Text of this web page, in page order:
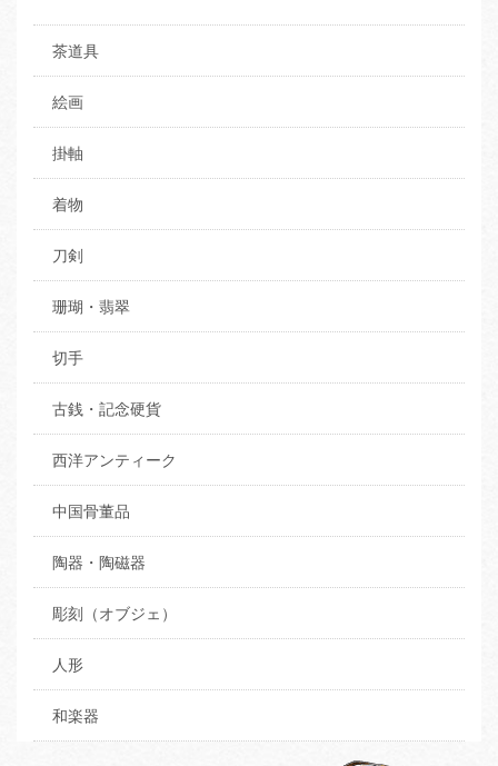
茶道具
絵画
掛軸
着物
刀剣
珊瑚・翡翠
切手
古銭・記念硬貨
西洋アンティーク
中国骨董品
陶器・陶磁器
彫刻（オブジェ）
人形
和楽器